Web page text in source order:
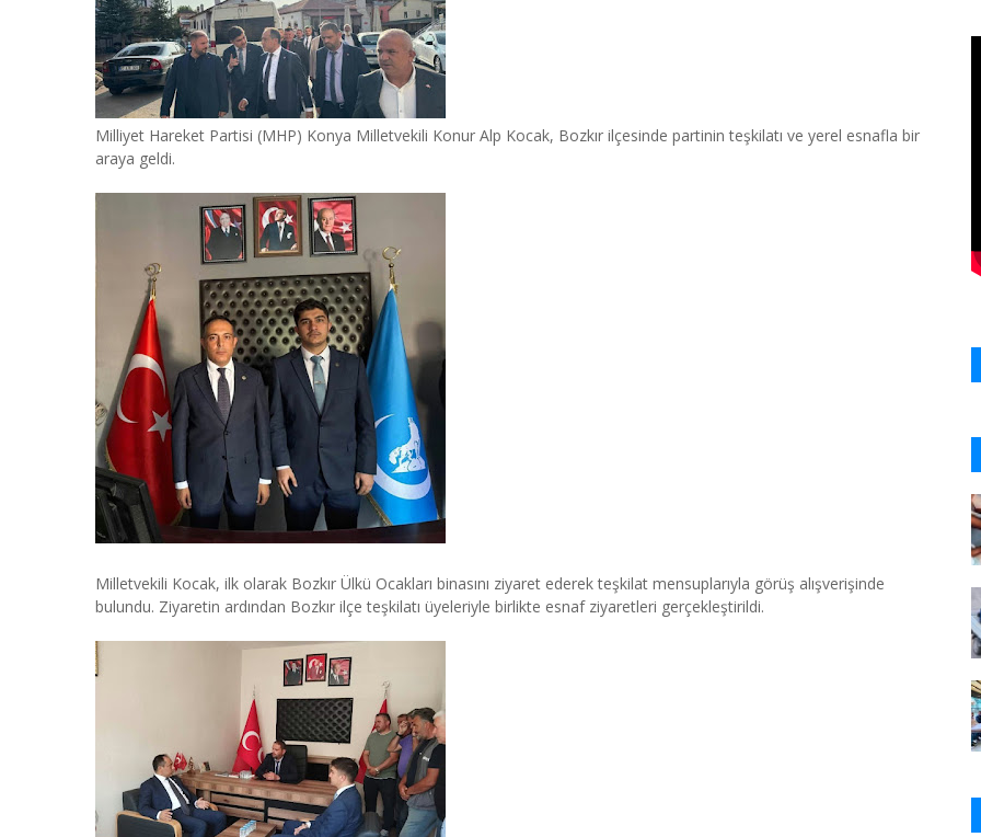
Milliyet Hareket Partisi (MHP) Konya Milletvekili Konur Alp Kocak, Bozkır ilçesinde partinin teşkilatı ve yerel esnafla bir
araya geldi.
Milletvekili Kocak, ilk olarak Bozkır Ülkü Ocakları binasını ziyaret ederek teşkilat mensuplarıyla görüş alışverişinde
bulundu. Ziyaretin ardından Bozkır ilçe teşkilatı üyeleriyle birlikte esnaf ziyaretleri gerçekleştirildi.